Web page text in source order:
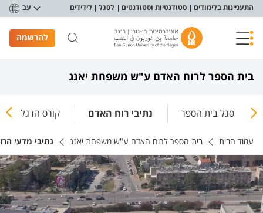
תפריט נגישות
התעניינות בלימודים סטודנטיות וסטודנטים לסגל לידידים עב
להרשמה
בית הספר לרוח האדם ע"ש משפחת יאנג
סגל בית הספר נתיבי רוח האדם קורס הדגל
עמוד הבית בית הספר לרוח האדם ע"ש משפחת יאנג נתיבי מדעי